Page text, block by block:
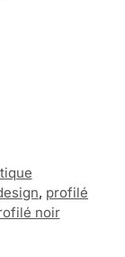
, profilé
noir